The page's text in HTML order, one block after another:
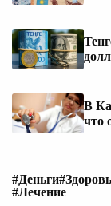
В
что
#Деньги
#Лечение